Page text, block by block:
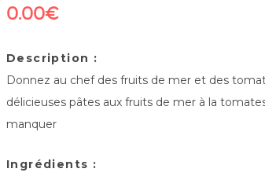
0.00€
Description :
Donnez au chef des fruits de mer et des
délicieuses pâtes aux fruits de mer à la
manquer
Ingrédients :